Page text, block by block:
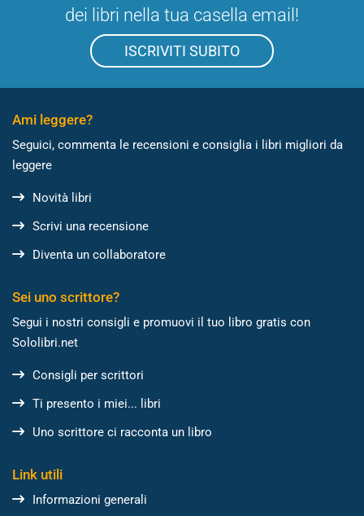
dei libri nella tua casella email!
ISCRIVITI SUBITO
Ami leggere?
Seguici, commenta le recensioni e consiglia i libri migliori da
leggere
Novità libri
Scrivi una recensione
Diventa un collaboratore
Sei uno scrittore?
Segui i nostri consigli e promuovi il tuo libro gratis con
Sololibri.net
Consigli per scrittori
Ti presento i miei... libri
Uno scrittore ci racconta un libro
Link utili
Informazioni generali